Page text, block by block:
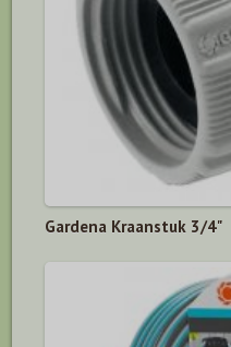
Gardena Kraanstuk 3/4"